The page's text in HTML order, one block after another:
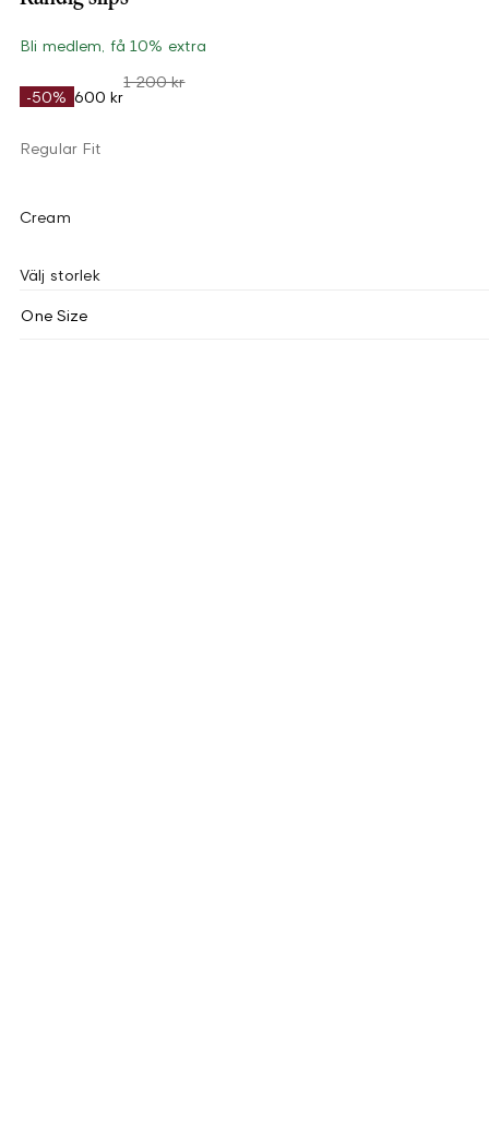
Bli medlem, få 10% extra
-50% 600 kr
1 200 kr
Regular Fit
Cream
Välj storlek
One Size